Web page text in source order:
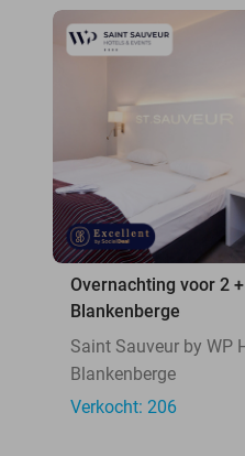
Overnachting voor 2
Blankenberge
Saint Sauveur by WP
Blankenberge
Verkocht: 206